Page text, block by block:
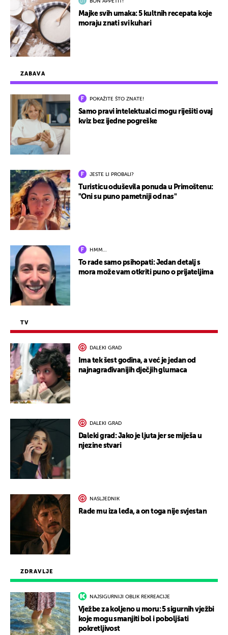
ZDRAVLJE
NAJSIGURNIJI OBLIK REKREACIJE
Vježbe za koljeno u moru: 5 sigurnih vježbi
koje mogu smanjiti bol i poboljšati
pokretljivost
ZABAVA
POKAŽITE ŠTO ZNATE!
Samo pravi intelektualci mogu riješiti ovaj
kviz bez ijedne pogreške
JESTE LI PROBALI?
Turisticu oduševila ponuda u Primoštenu:
"Oni su puno pametniji od nas"
HMM…
To rade samo psihopati: Jedan detalj s
mora može vam otkriti puno o prijateljima
TV
DALEKI GRAD
Ima tek šest godina, a već je jedan od
najnagrađivanijih dječjih glumaca
DALEKI GRAD
Daleki grad: Jako je ljuta jer se miješa u
njezine stvari
NASLJEDNIK
Rade mu iza leđa, a on toga nije svjestan
BON APPETIT!
Majke svih umaka: 5 kultnih recepata koje
moraju znati svi kuhari